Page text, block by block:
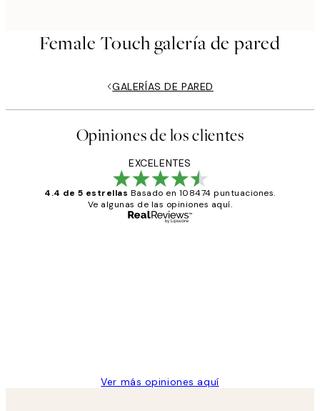
Female Touch galería de pared
GALERÍAS DE PARED
Opiniones de los clientes
EXCELENTES
4.4 de 5 estrellas Basado en 108474 puntuaciones.
Ve algunas de las opiniones aquí.
Ver más opiniones aquí